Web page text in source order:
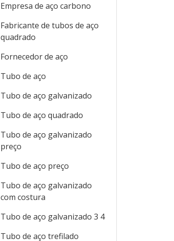
Empresa de aço carbono
Fabricante de tubos de aço
quadrado
Fornecedor de aço
Tubo de aço
Tubo de aço galvanizado
Tubo de aço quadrado
Tubo de aço galvanizado
preço
Tubo de aço preço
Tubo de aço galvanizado
com costura
Tubo de aço galvanizado 3 4
Tubo de aço trefilado